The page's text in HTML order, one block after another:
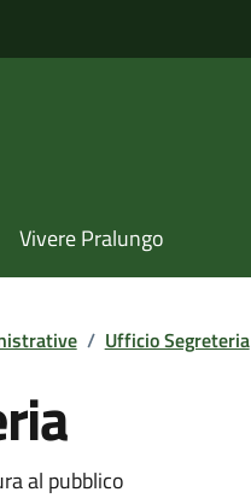
Vivere Pralungo
/ Ufficio Segreteria
al pubblico